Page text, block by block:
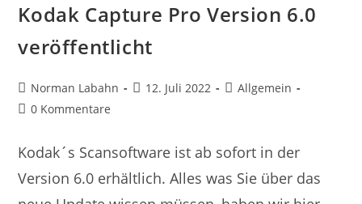
Kodak Capture Pro Version 6.0
veröffentlicht
Norman Labahn 12. Juli 2022
Allgemein
0 Kommentare
Kodak´s Scansoftware ist ab sofort in der
Version 6.0 erhältlich. Alles was Sie über das